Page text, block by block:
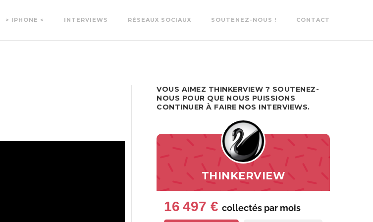
> IPHONE < INTERVIEWS RÉSEAUX SOCIAUX SOUTENEZ-NOUS ! CONTACT
VOUS AIMEZ THINKERVIEW ? SOUTENEZ-
NOUS POUR QUE NOUS PUISSIONS
CONTINUER À FAIRE NOS INTERVIEWS.
THINKERVIEW
16 497 € collectés par mois